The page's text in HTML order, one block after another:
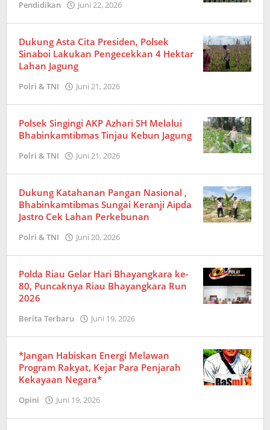
Pendidikan Juni 22, 2026
Dukung Asta Cita Presiden, Polsek
Sinaboi Lakukan Pengecekkan 4 Hektar
Lahan Jagung
Polri & TNI Juni 21, 2026
Polsek Singingi AKP Azhari SH Melalui
Bhabinkamtibmas Tinjau Kebun Jagung
Polri & TNI Juni 21, 2026
Dukung Katahanan Pangan Nasional ,
Bhabinkamtibmas Sungai Keranji Aipda
Jastro Cek Lahan Perkebunan
Polri & TNI Juni 20, 2026
Polda Riau Gelar Hari Bhayangkara ke-
80, Puncaknya Riau Bhayangkara Run
2026
Berita Terbaru Juni 19, 2026
*Jangan Habiskan Energi Melawan
Program Rakyat, Kejar Para Penjarah
Kekayaan Negara*
Opini Juni 19, 2026